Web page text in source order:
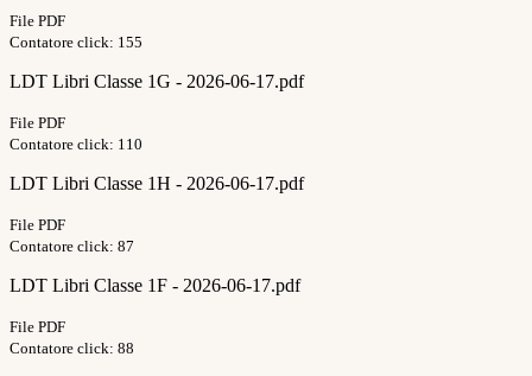
File PDF
Contatore click: 155
LDT Libri Classe 1G - 2026-06-17.pdf
File PDF
Contatore click: 110
LDT Libri Classe 1H - 2026-06-17.pdf
File PDF
Contatore click: 87
LDT Libri Classe 1F - 2026-06-17.pdf
File PDF
Contatore click: 88